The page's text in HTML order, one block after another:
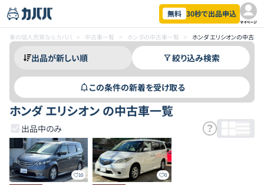
無料 30秒で出品申込
マイページ
車の個人売買ならカババ > 中古車一覧 > ホンダの中古車一覧 > ホンダ エリシオンの中古車
絞り込み検索
この条件の新着を受け取る
ホンダ エリシオン の中古車一覧
出品中のみ
10 0